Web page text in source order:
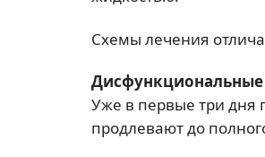
Схемы лечения
Уже в первые три дня
продлевают до